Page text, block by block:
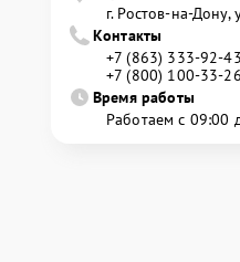
г. Ростов-на-Дону,
Контакты
+7 (863) 333-92-43
+7 (800) 100-33-26
Время работы
Работаем с 09:00